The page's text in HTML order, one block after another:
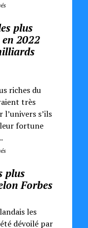
plus
2022
riches du
très
s’ils
fortune
plus
Forbes
les
dévoilé par